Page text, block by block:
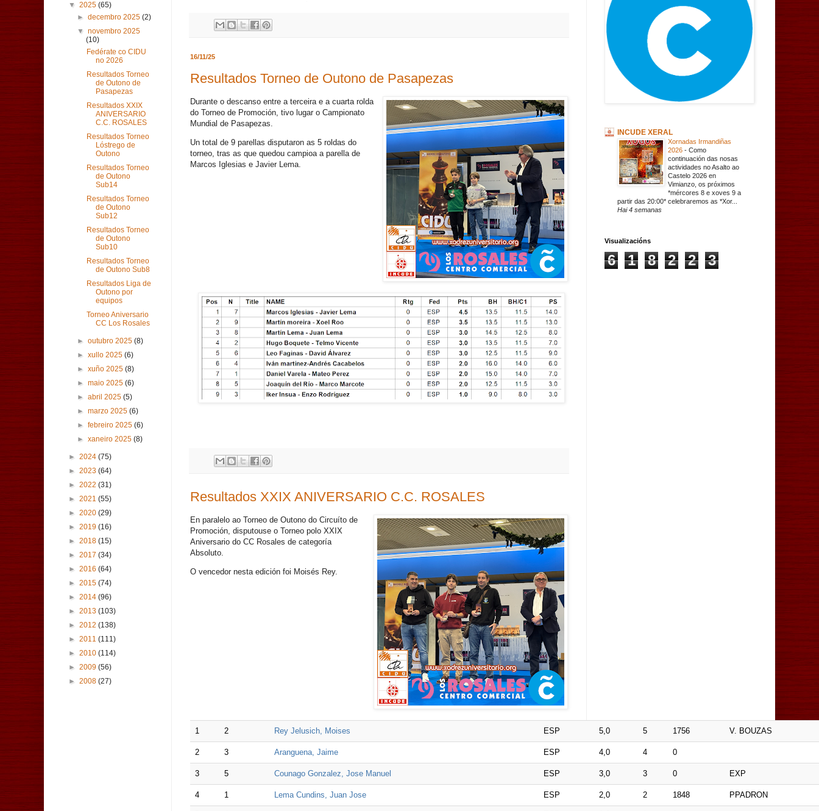
16/11/25
Resultados Torneo de Outono de Pasapezas
Durante o descanso entre a terceira e a cuarta rolda
do Torneo de Promoción, tivo lugar o Campionato
Mundial de Pasapezas.
Un total de 9 parellas disputaron as 5 roldas do
torneo, tras as que quedou campioa a parella de
Marcos Iglesias e Javier Lema.
Resultados XXIX ANIVERSARIO C.C. ROSALES
En paralelo ao Torneo de Outono do Circuíto de
Promoción, disputouse o Torneo polo XXIX
Aniversario do CC Rosales de categoría
Absoluto.
O vencedor nesta edición foi Moisés Rey.
1 2 Rey Jelusich, Moises ESP 5,0 5 1756 V. BOUZAS
2 3 Aranguena, Jaime ESP 4,0 4 0
3 5 Counago Gonzalez, Jose Manuel ESP 3,0 3 0 EXP
4 1 Lema Cundins, Juan Jose ESP 2,0 2 1848 PPADRON
▼ 2025 (65)
►decembro 2025(2)
▼novembro 2025
(10)
Fedérate co CIDU
no 2026
Resultados Torneo
de Outono de
Pasapezas
Resultados XXIX
ANIVERSARIO
C.C. ROSALES
Resultados Torneo
Lóstrego de
Outono
Resultados Torneo
de Outono
Sub14
Resultados Torneo
de Outono
Sub12
Resultados Torneo
de Outono
Sub10
Resultados Torneo
de Outono Sub8
Resultados Liga de
Outono por
equipos
Torneo Aniversario
CC Los Rosales
►outubro 2025(8)
►xullo 2025(6)
►xuño 2025(8)
►maio 2025(6)
►abril 2025(5)
►marzo 2025(6)
►febreiro 2025(6)
►xaneiro 2025(8)
► 2024 (75)
► 2023 (64)
► 2022 (31)
► 2021 (55)
► 2020 (29)
► 2019 (16)
► 2018 (15)
► 2017 (34)
► 2016 (64)
► 2015 (74)
► 2014 (96)
► 2013 (103)
► 2012 (138)
► 2011 (111)
► 2010 (114)
► 2009 (56)
► 2008 (27)
INCUDE XERAL
Xornadas Irmandiñas
2026 - Como
continuación das nosas
actividades no Asalto ao
Castelo 2026 en
Vimianzo, os próximos
*mércores 8 e xoves 9 a
partir das 20:00* celebraremos as *Xor...
Hai 4 semanas
Visualizacións
6 1 8 2 2 3